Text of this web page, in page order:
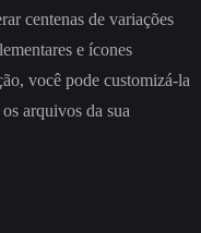
centenas de variações
e ícones
você pode customizá-la
arquivos da sua